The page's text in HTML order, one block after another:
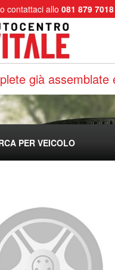
contattaci allo 081 879 7018
già assemblate
PER VEICOLO